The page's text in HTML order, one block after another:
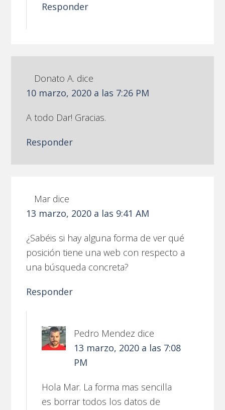
Responder
Donato A. dice
10 marzo, 2020 a las 7:26 PM
A todo Dar! Gracias.
Responder
Mar dice
13 marzo, 2020 a las 9:41 AM
¿Sabéis si hay alguna forma de ver qué
posición tiene una web con respecto a
una búsqueda concreta?
Responder
Pedro Mendez dice
13 marzo, 2020 a las 7:08
PM
Hola Mar. La forma mas sencilla
es borrar todos los datos de